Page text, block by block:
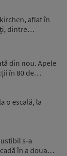
aflat în
dintre…
din nou. Apele
în 80 de…
o escală, la
s-a
în a doua…